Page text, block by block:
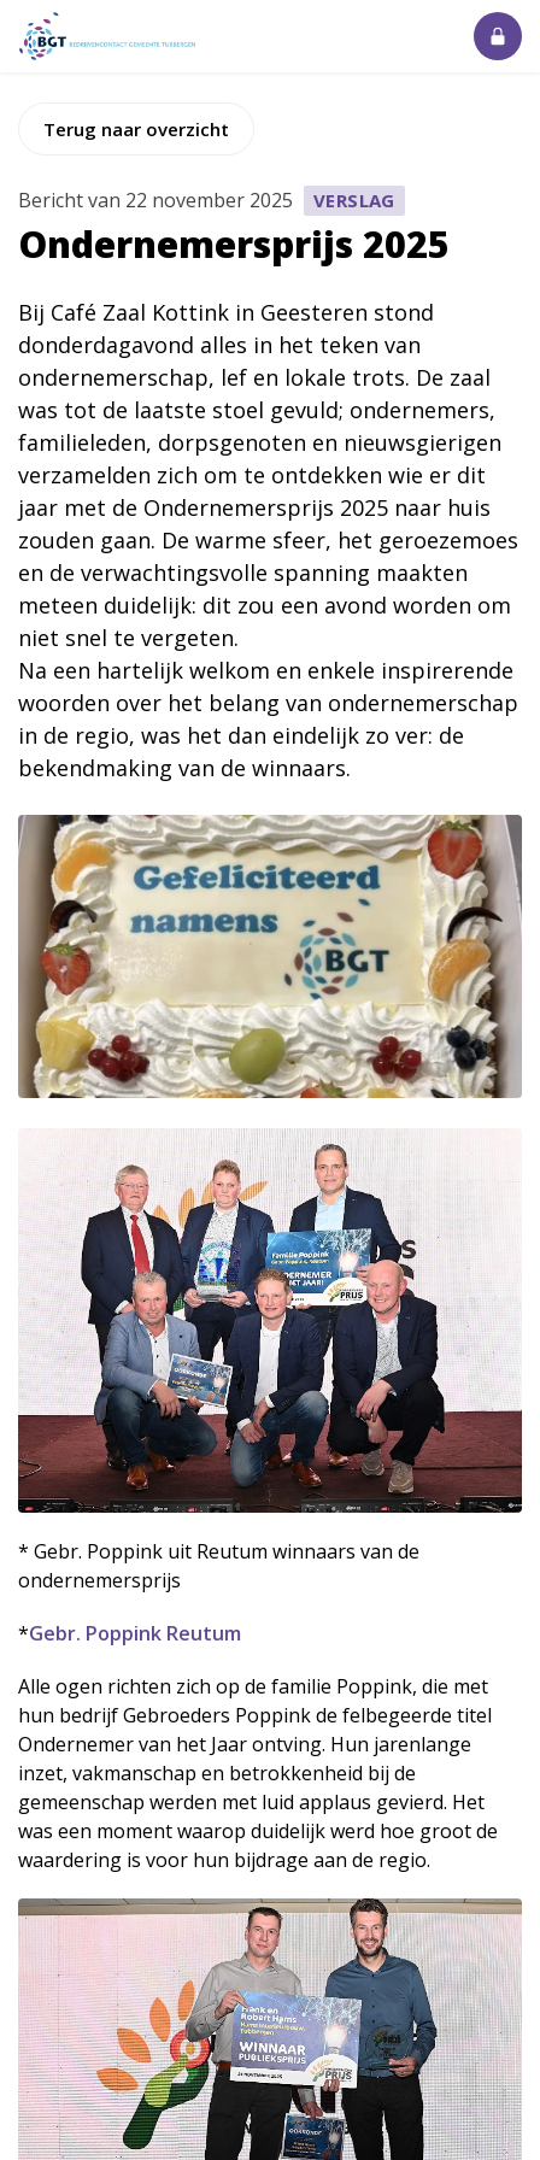
Terug naar overzicht
Bericht van 22 november 2025 VERSLAG
Ondernemersprijs 2025
Bij Café Zaal Kottink in Geesteren stond
donderdagavond alles in het teken van
ondernemerschap, lef en lokale trots. De zaal
was tot de laatste stoel gevuld; ondernemers,
familieleden, dorpsgenoten en nieuwsgierigen
verzamelden zich om te ontdekken wie er dit
jaar met de Ondernemersprijs 2025 naar huis
zouden gaan. De warme sfeer, het geroezemoes
en de verwachtingsvolle spanning maakten
meteen duidelijk: dit zou een avond worden om
niet snel te vergeten.
Na een hartelijk welkom en enkele inspirerende
woorden over het belang van ondernemerschap
in de regio, was het dan eindelijk zo ver: de
bekendmaking van de winnaars.
* Gebr. Poppink uit Reutum winnaars van de
ondernemersprijs
*Gebr. Poppink Reutum
Alle ogen richten zich op de familie Poppink, die met
hun bedrijf Gebroeders Poppink de felbegeerde titel
Ondernemer van het Jaar ontving. Hun jarenlange
inzet, vakmanschap en betrokkenheid bij de
gemeenschap werden met luid applaus gevierd. Het
was een moment waarop duidelijk werd hoe groot de
waardering is voor hun bijdrage aan de regio.